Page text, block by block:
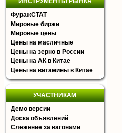
ФуражСТАТ
Мировые биржи
Мировые цены
Цены на масличные
Цены на зерно в России
Цены на АК в Китае
Цены на витамины в Китае
УЧАСТНИКАМ
Демо версии
Доска объявлений
Слежение за вагонами